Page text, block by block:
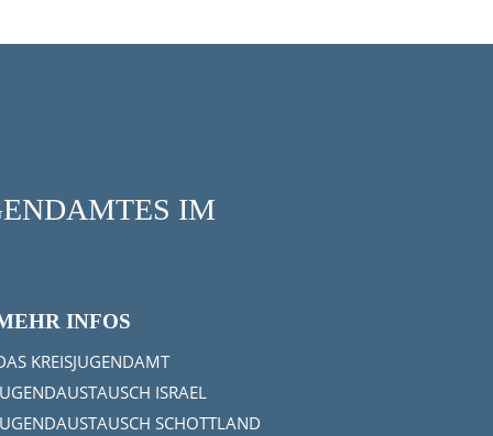
IM
INFOS
KREISJUGENDAMT
ISRAEL
SCHOTTLAND